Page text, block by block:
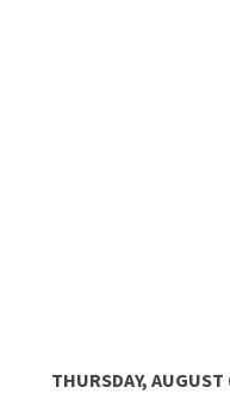
THURSDAY, AUGUST